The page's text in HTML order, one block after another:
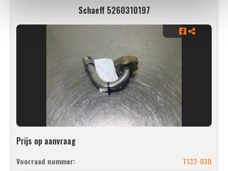
Schaeff 5260310197
Prijs op aanvraag
Voorraad nummer: 7132-030